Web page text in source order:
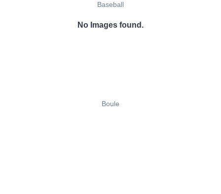
Baseball
No Images found.
Boule